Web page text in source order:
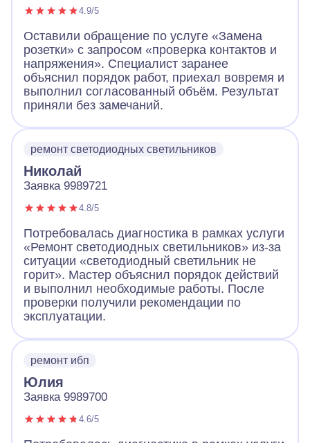
4.9/5
Оставили обращение по услуге «Замена
розетки» с запросом «проверка контактов и
напряжения». Специалист заранее
объяснил порядок работ, приехал вовремя и
выполнил согласованный объём. Результат
приняли без замечаний.
ремонт светодиодных светильников
Николай
Заявка 9989721
4.8/5
Потребовалась диагностика в рамках услуги
«Ремонт светодиодных светильников» из-за
ситуации «светодиодный светильник не
горит». Мастер объяснил порядок действий
и выполнил необходимые работы. После
проверки получили рекомендации по
эксплуатации.
ремонт ибп
Юлия
Заявка 9989700
4.6/5